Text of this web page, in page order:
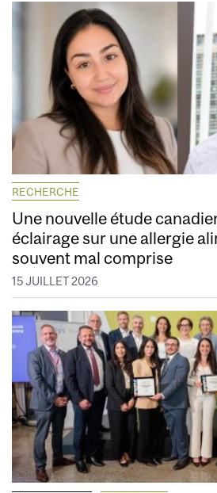
RECHERCHE
Une nouvelle étude
éclairage sur une allergie
souvent mal comprise
15 JUILLET 2026